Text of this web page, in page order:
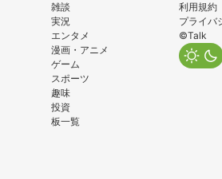
雑談
実況
エンタメ
漫画・アニメ
ゲーム
スポーツ
趣味
投資
板一覧
利用規約
プライバ
©Talk